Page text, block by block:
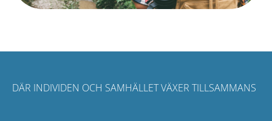
DÄR INDIVIDEN OCH SAMHÄLLET VÄXER TILLSAMMANS